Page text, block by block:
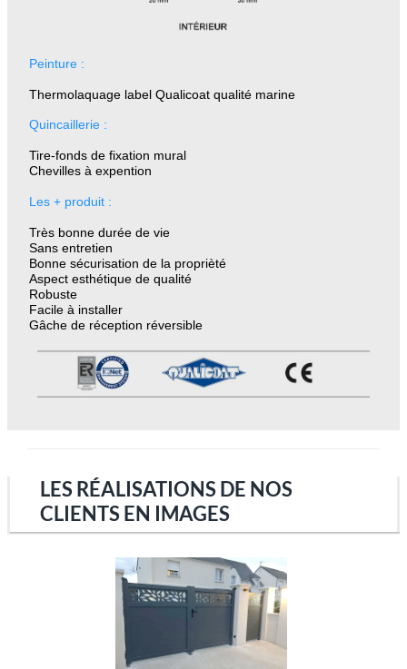
Peinture :
Thermolaquage label Qualicoat qualité marine
Quincaillerie :
Tire-fonds de fixation mural
Chevilles à expention
Les + produit :
Très bonne durée de vie
Sans entretien
Bonne sécurisation de la proprièté
Aspect esthétique de qualité
Robuste
Facile à installer
Gâche de réception réversible
LES RÉALISATIONS DE NOS
CLIENTS EN IMAGES